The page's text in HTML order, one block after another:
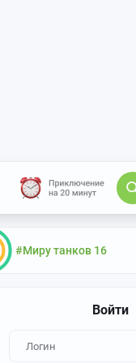
#Миру танков 16
Войти